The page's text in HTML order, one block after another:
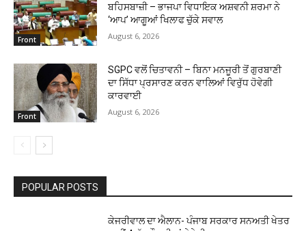
Front
ਬਹਿਸਬਾਜ਼ੀ – ਭਾਜਪਾ ਵਿਧਾਇਕ ਅਸ਼ਵਨੀ ਸ਼ਰਮਾ ਨੇ
‘ਆਪ’ ਆਗੂਆਂ ਖਿਲਾਫ ਚੁੱਕੇ ਸਵਾਲ
August 6, 2026
Front
SGPC ਵਲੋਂ ਚਿਤਾਵਨੀ – ਬਿਨਾ ਮਨਜੂਰੀ ਤੋਂ ਗੁਰਬਾਣੀ
ਦਾ ਸਿੱਧਾ ਪ੍ਰਸਾਰਣ ਕਰਨ ਵਾਲਿਆਂ ਵਿਰੁੱਧ ਹੋਵੇਗੀ
ਕਾਰਵਾਈ
August 6, 2026
POPULAR POSTS
ਕੇਜਰੀਵਾਲ ਦਾ ਐਲਾਨ- ਪੰਜਾਬ ਸਰਕਾਰ ਸਨਅਤੀ ਖੇਤਰ